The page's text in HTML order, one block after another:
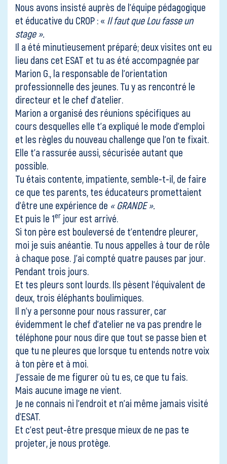
Nous avons insisté auprès de l’équipe pédagogique
et éducative du CROP : « Il faut que Lou fasse un
stage ».
Il a été minutieusement préparé; deux visites ont eu
lieu dans cet ESAT et tu as été accompagnée par
Marion G., la responsable de l’orientation
professionnelle des jeunes. Tu y as rencontré le
directeur et le chef d’atelier.
Marion a organisé des réunions spécifiques au
cours desquelles elle t’a expliqué le mode d’emploi
et les règles du nouveau challenge que l’on te fixait.
Elle t’a rassurée aussi, sécurisée autant que
possible.
Tu étais contente, impatiente, semble-t-il, de faire
ce que tes parents, tes éducateurs promettaient
d’être une expérience de « GRANDE ».
Et puis le 1er jour est arrivé.
Si ton père est bouleversé de t’entendre pleurer,
moi je suis anéantie. Tu nous appelles à tour de rôle
à chaque pose. J’ai compté quatre pauses par jour.
Pendant trois jours.
Et tes pleurs sont lourds. Ils pèsent l’équivalent de
deux, trois éléphants boulimiques.
Il n’y a personne pour nous rassurer, car
évidemment le chef d’atelier ne va pas prendre le
téléphone pour nous dire que tout se passe bien et
que tu ne pleures que lorsque tu entends notre voix
à ton père et à moi.
J’essaie de me figurer où tu es, ce que tu fais.
Mais aucune image ne vient.
Je ne connais ni l’endroit et n’ai même jamais visité
d’ESAT.
Et c’est peut-être presque mieux de ne pas te
projeter, je nous protège.